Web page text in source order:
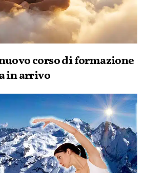
corso di formazione
in arrivo